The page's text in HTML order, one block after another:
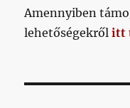
Amennyiben
lehetőségekrőlitt